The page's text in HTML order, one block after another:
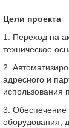
Цели проекта
1. Переход на
техническое
2.
адресного и
использования
3. Обеспечение
оборудования,